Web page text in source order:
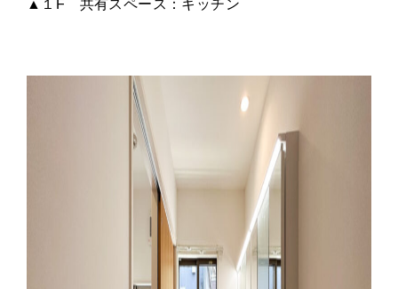
▲１F 共有スペース：キッチン